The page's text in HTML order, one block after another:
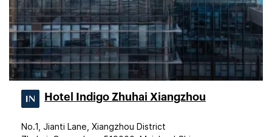
Hotel Indigo Zhuhai Xiangzhou
No.1, Jianti Lane, Xiangzhou District